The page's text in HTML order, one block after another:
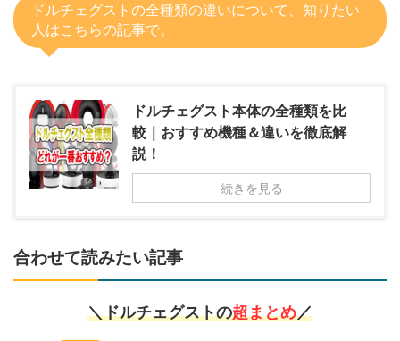
ドルチェグストの全種類の違いについて、知りたい
人はこちらの記事で。
ドルチェグスト本体の全種類を比
較｜おすすめ機種＆違いを徹底解
説！
続きを見る
合わせて読みたい記事
＼ドルチェグストの超まとめ／